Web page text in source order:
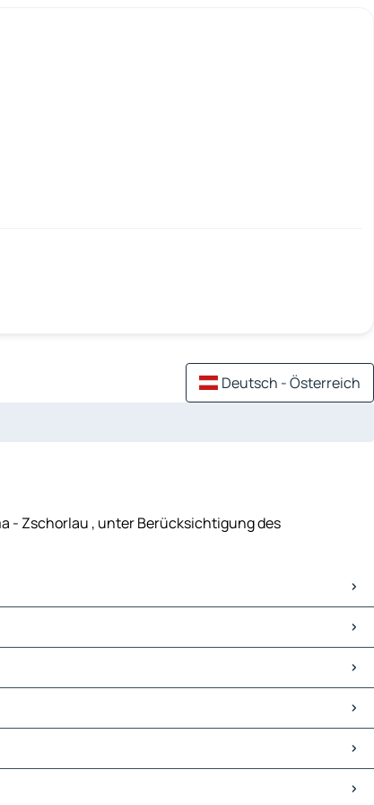
Deutsch - Österreich
- Zschorlau , unter Berücksichtigung des